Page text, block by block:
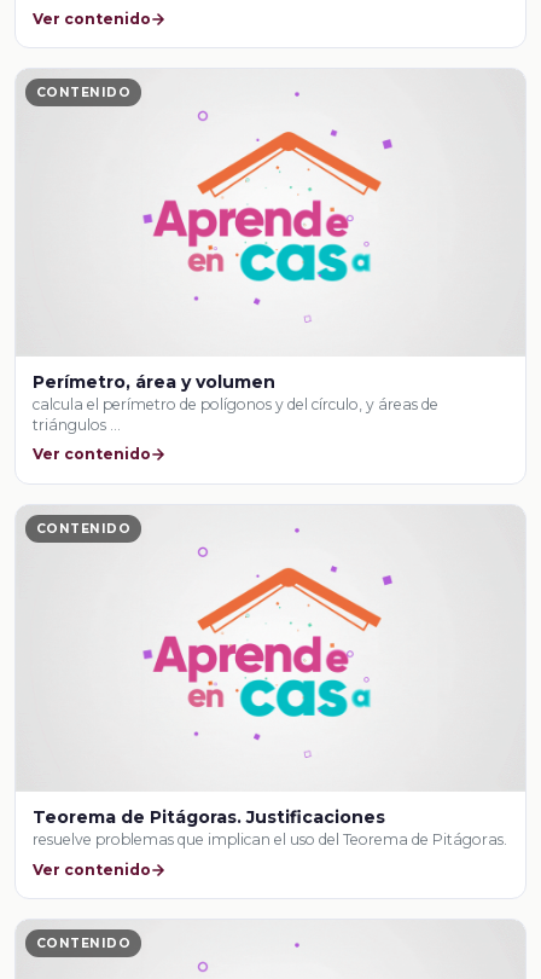
Ver contenido
CONTENIDO
Perímetro, área y volumen
calcula el perímetro de polígonos y del círculo, y áreas de
triángulos …
Ver contenido
CONTENIDO
Teorema de Pitágoras. Justificaciones
resuelve problemas que implican el uso del Teorema de Pitágoras.
Ver contenido
CONTENIDO